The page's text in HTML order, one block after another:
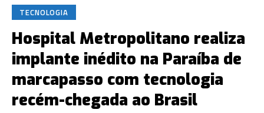
TECNOLOGIA
Hospital Metropolitano realiza
implante inédito na Paraíba de
marcapasso com tecnologia
recém-chegada ao Brasil